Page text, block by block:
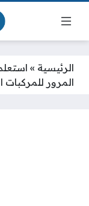
الرئيسية »
المرور